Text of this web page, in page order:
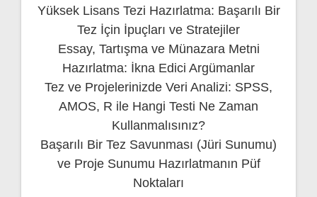
Yüksek Lisans Tezi Hazırlatma: Başarılı Bir
Tez İçin İpuçları ve Stratejiler
Essay, Tartışma ve Münazara Metni
Hazırlatma: İkna Edici Argümanlar
Tez ve Projelerinizde Veri Analizi: SPSS,
AMOS, R ile Hangi Testi Ne Zaman
Kullanmalısınız?
Başarılı Bir Tez Savunması (Jüri Sunumu)
ve Proje Sunumu Hazırlatmanın Püf
Noktaları